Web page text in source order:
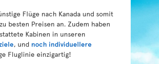
Flüge nach Kanada und somit
besten Preisen an. Zudem haben
Kabinen in unseren
, und noch individuellere
Fluglinie einzigartig!